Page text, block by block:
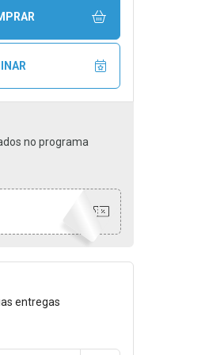
no programa
Frete
entregas